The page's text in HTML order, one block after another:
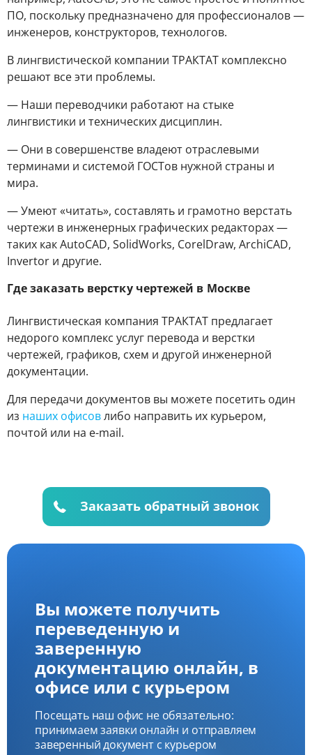
ПО, поскольку предназначено для профессионалов ―
инженеров, конструкторов, технологов.
В лингвистической компании ТРАКТАТ комплексно
решают все эти проблемы.
― Наши переводчики работают на стыке
лингвистики и технических дисциплин.
― Они в совершенстве владеют отраслевыми
терминами и системой ГОСТов нужной страны и
мира.
― Умеют «читать», составлять и грамотно верстать
чертежи в инженерных графических редакторах ―
таких как AutoCAD, SolidWorks, CorelDraw, ArchiCAD,
Invertor и другие.
Где заказать верстку чертежей в Москве
Лингвистическая компания ТРАКТАТ предлагает
недорого комплекс услуг перевода и верстки
чертежей, графиков, схем и другой инженерной
документации.
Для передачи документов вы можете посетить один
из наших офисовлибо направить их курьером,
почтой или на e-mail.
Заказать обратный звонок
Вы можете получить
переведенную и
заверенную
документацию онлайн, в
офисе или с курьером
Посещать наш офис не обязательно:
принимаем заявки онлайн и отправляем
заверенный документ с курьером